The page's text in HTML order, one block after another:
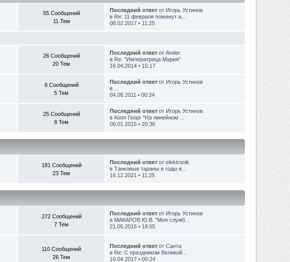
55 Сообщений
11 Тем
Последний ответот Игорь Устинов
в Re: 11 февраля помянут а...
08.02.2017 • 11:25
26 Сообщений
20 Тем
Последний ответот Ander
в Re: "Императрица Мария"
16.04.2014 • 15:17
6 Сообщений
5 Тем
Последний ответот Игорь Устинов
в
04.08.2011 • 00:24
25 Сообщений
8 Тем
Последний ответот Игорь Устинов
в Копп Георг "На линейном ...
06.01.2015 • 20:36
181 Сообщений
23 Тем
Последний ответот elektronik
в Танковые тараны в годы в...
16.12.2021 • 11:25
272 Сообщений
7 Тем
Последний ответот Игорь Устинов
в МАКАРОВ Ю.В. "Моя служб...
21.05.2015 • 18:55
110 Сообщений
26 Тем
Последний ответот Санта
в Re: С праздником Великой...
16.04.2017 • 00:24